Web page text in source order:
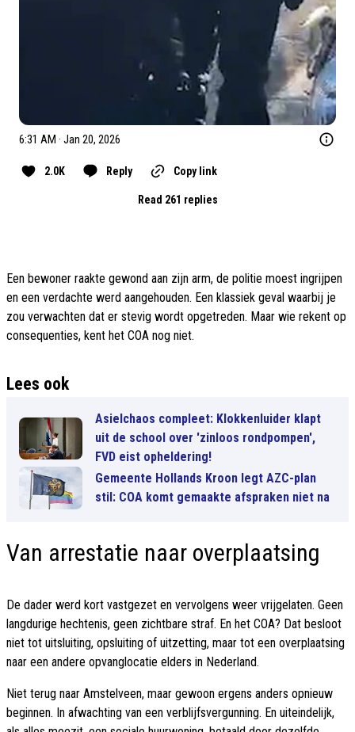
6:31 AM · Jan 20, 2026
2.0K Reply Copy link
Read 261 replies
Een bewoner raakte gewond aan zijn arm, de politie moest ingrijpen
en een verdachte werd aangehouden. Een klassiek geval waarbij je
zou verwachten dat er stevig wordt opgetreden. Maar wie rekent op
consequenties, kent het COA nog niet.
Lees ook
Asielchaos compleet: Klokkenluider klapt
uit de school over 'zinloos rondpompen',
FVD eist opheldering!
Gemeente Hollands Kroon legt AZC-plan
stil: COA komt gemaakte afspraken niet na
Van arrestatie naar overplaatsing
De dader werd kort vastgezet en vervolgens weer vrijgelaten. Geen
langdurige hechtenis, geen zichtbare straf. En het COA? Dat besloot
niet tot uitsluiting, opsluiting of uitzetting, maar tot een overplaatsing
naar een andere opvanglocatie elders in Nederland.
Niet terug naar Amstelveen, maar gewoon ergens anders opnieuw
beginnen. In afwachting van een verblijfsvergunning. En uiteindelijk,